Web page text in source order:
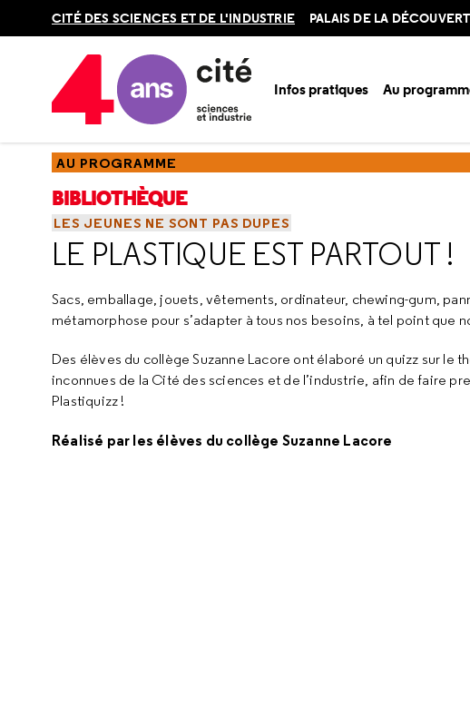
CITÉ DES SCIENCES ET DE L'INDUSTRIE PALAIS DE LA
Infos pratiques Au
Accueil Au programme
AU PROGRAMME
BIBLIOTHÈQUE
LES JEUNES NE SONT PAS DUPES
LE PLASTIQUE EST PARTOUT !
Sacs, emballage, jouets, vêtements, ordinateur, chewing-gum,
métamorphose pour s’adapter à tous nos besoins, à tel point que
Des élèves du collège Suzanne Lacore ont élaboré un quizz sur le
inconnues de la Cité des sciences et de l’industrie, afin de faire
Plastiquizz !
Réalisé par les élèves du collège Suzanne Lacore